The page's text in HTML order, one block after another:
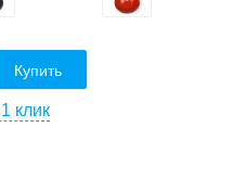
Купить
клик